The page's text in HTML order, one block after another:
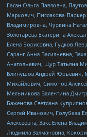
Гасан Ольга Павловна,
Маркович, Пислакова-
Владимировна, Чуркина
Золотарева Екатерина
Елена Борисовна, Гудков
Саранг Анна Васильевна,
Анатольевич, Щур Татьяна
Блинушов Андрей Юрьевич,
Михайлович, Симонов
Мельникова Валентина
Баженова Светлана
Сергей Иванович, Голубева
Алексеевна, Закс Елена
Людмила Залмановна,